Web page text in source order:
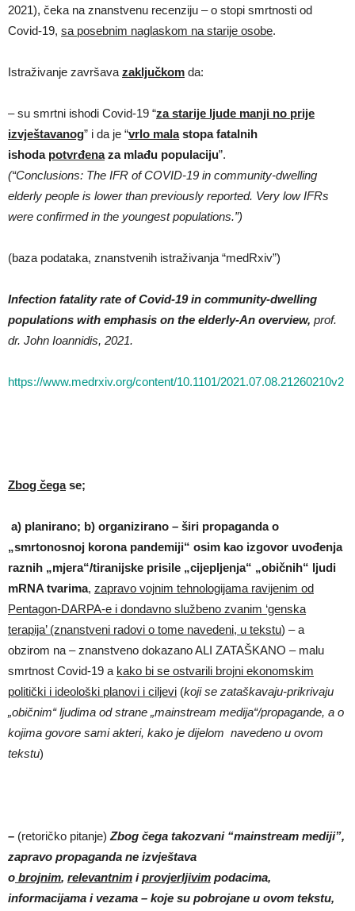
2021), čeka na znanstvenu recenziju – o stopi smrtnosti od
Covid-19, sa posebnim naglaskom na starije osobe.
Istraživanje završava zaključkom da:
– su smrtni ishodi Covid-19 “za starije ljude manji no prije
izvještavanog” i da je “vrlo malastopa fatalnih
ishoda potvrđenaza mlađu populaciju”.
(“Conclusions: The IFR of COVID-19 in community-dwelling
elderly people is lower than previously reported. Very low IFRs
were confirmed in the youngest populations.”)
(baza podataka, znanstvenih istraživanja “medRxiv”)
Infection fatality rate of Covid-19 in community-dwelling
populations with emphasis on the elderly-An overview, prof.
dr. John Ioannidis, 2021.
https://www.medrxiv.org/content/10.1101/2021.07.08.21260210v2
Zbog čegase;
a) planirano; b) organizirano – širi propaganda o
„smrtonosnoj korona pandemiji“ osim kao izgovor uvođenja
raznih „mjera“/tiranijske prisile „cijepljenja“ „običnih“ ljudi
mRNA tvarima, zapravo vojnim tehnologijama ravijenim od
Pentagon-DARPA-e i dondavno službeno zvanim ‘genska
terapija’ (znanstveni radovi o tome navedeni, u tekstu) – a
obzirom na – znanstveno dokazano ALI ZATAŠKANO – malu
smrtnost Covid-19 a kako bi se ostvarili brojni ekonomskim
politički i ideološki planovi i ciljevi (koji se zataškavaju-prikrivaju
„običnim“ ljudima od strane „mainstream medija“/propagande, a o
kojima govore sami akteri, kako je dijelom navedeno u ovom
tekstu)
– (retoričko pitanje) Zbog čega takozvani “mainstream mediji”,
zapravo propaganda ne izvještava
o brojnim, relevantnim iprovjerljivim podacima,
informacijama i vezama – koje su pobrojane u ovom tekstu,